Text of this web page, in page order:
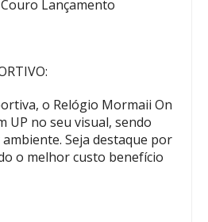
o Relógio Mormaii On
UP no seu visual, sendo
Seja destaque por
o melhor custo benefício